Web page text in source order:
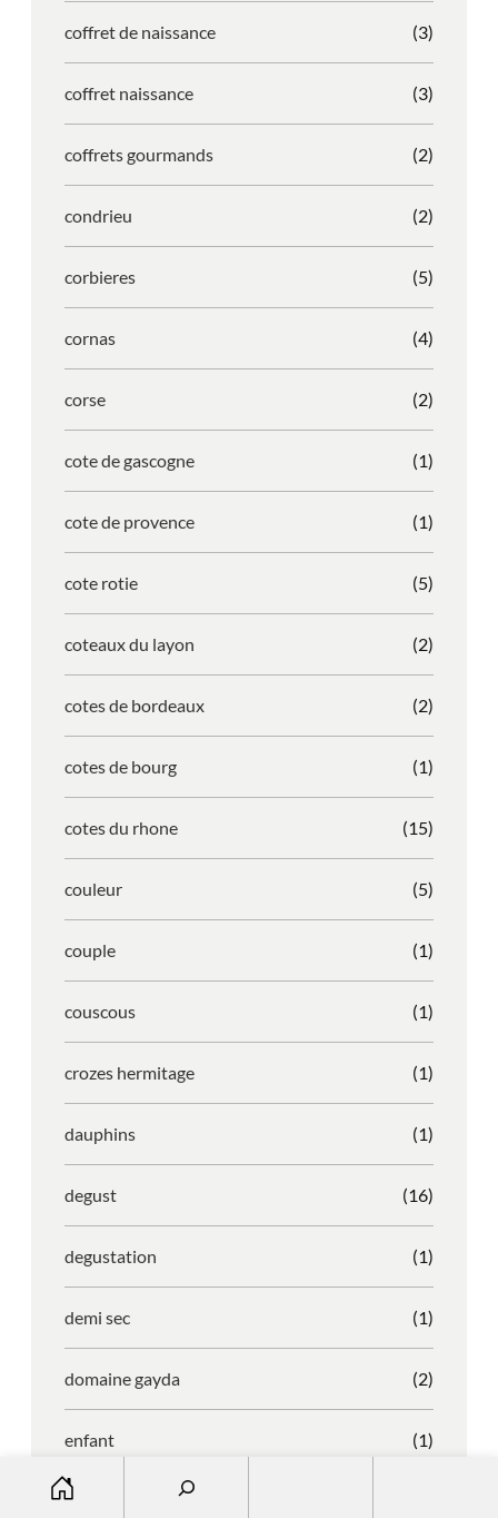
coffret de naissance (3)
coffret naissance (3)
coffrets gourmands (2)
condrieu (2)
corbieres (5)
cornas (4)
corse (2)
cote de gascogne (1)
cote de provence (1)
cote rotie (5)
coteaux du layon (2)
cotes de bordeaux (2)
cotes de bourg (1)
cotes du rhone (15)
couleur (5)
couple (1)
couscous (1)
crozes hermitage (1)
dauphins (1)
degust (16)
degustation (1)
demi sec (1)
domaine gayda (2)
enfant (1)
entreprise